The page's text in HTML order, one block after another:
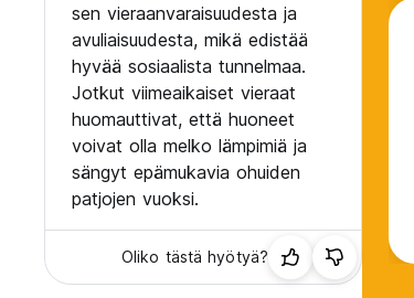
sen vieraanvaraisuudesta ja
avuliaisuudesta, mikä edistää
hyvää sosiaalista tunnelmaa.
Jotkut viimeaikaiset vieraat
huomauttivat, että huoneet
voivat olla melko lämpimiä ja
sängyt epämukavia ohuiden
patjojen vuoksi.
Oliko tästä hyötyä?